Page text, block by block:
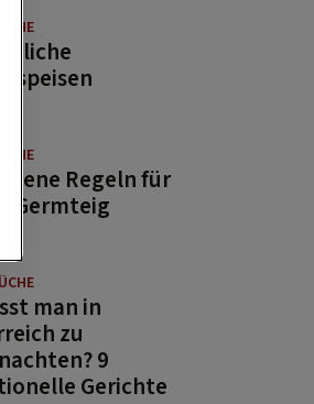
Regeln für
Germteig
man in
zu
9
Gerichte